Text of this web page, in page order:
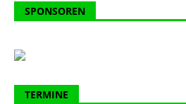
SPONSOREN
TERMINE